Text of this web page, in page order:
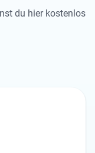
du hier kostenlos